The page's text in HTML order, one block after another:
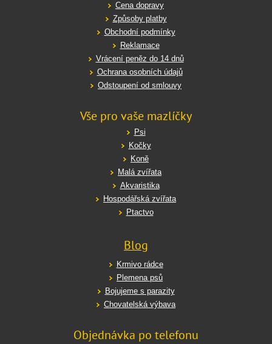
Cena dopravy
Způsoby platby
Obchodní podmínky
Reklamace
Vrácení peněz do 14 dnů
Ochrana osobních údajů
Odstoupení od smlouvy
Vše pro vaše mazlíčky
Psi
Kočky
Koně
Malá zvířata
Akvaristika
Hospodářská zvířata
Ptactvo
Blog
Krmivo rádce
Plemena psů
Bojujeme s parazity
Chovatelská výbava
Objednávka po telefonu